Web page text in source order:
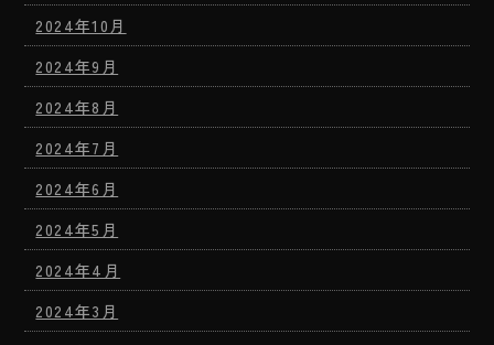
2024年10月
2024年9月
2024年8月
2024年7月
2024年6月
2024年5月
2024年4月
2024年3月